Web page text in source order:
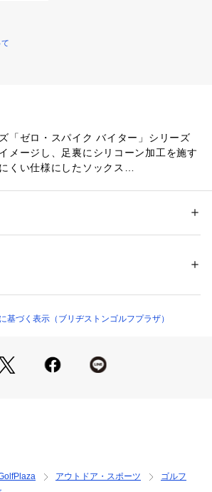
「ゼロ・スパイク バイター」シリーズ
メージし、足裏にシリコーン加工を施す
くい仕様にしたソックス
テル/ポリウレタン/ナイロン
基づく表示（ブリヂストンゴルフプラザ）
アウトドア・スポーツ
ゴルフ